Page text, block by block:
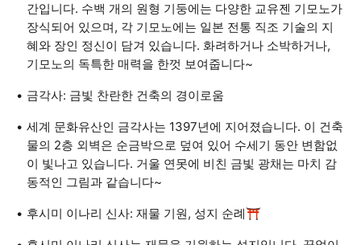
간입니다. 수백 개의 원형 기둥에는 다양한 교유젠 기모노가
장식되어 있으며, 각 기모노에는 일본 전통 직조 기술의 지
혜와 장인 정신이 담겨 있습니다. 화려하거나 소박하거나,
기모노의 독특한 매력을 한껏 보여줍니다~
금각사: 금빛 찬란한 건축의 경이로움️
세계 문화유산인 금각사는 1397년에 지어졌습니다. 이 건축
물의 2층 외벽은 순금박으로 덮여 있어 수세기 동안 변함없
이 빛나고 있습니다. 거울 연못에 비친 금빛 광채는 마치 감
동적인 그림과 같습니다~
후시미 이나리 신사: 재물 기원, 성지 순례⛩️